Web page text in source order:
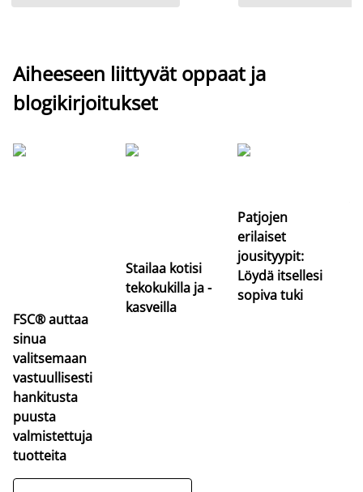
Aiheeseen liittyvät oppaat ja
blogikirjoitukset
FSC® auttaa
sinua
valitsemaan
vastuullisesti
hankitusta
puusta
valmistettuja
tuotteita
Stailaa kotisi
tekokukilla ja -
kasveilla
Patjojen
erilaiset
jousityypit:
Löydä itsellesi
sopiva tuki